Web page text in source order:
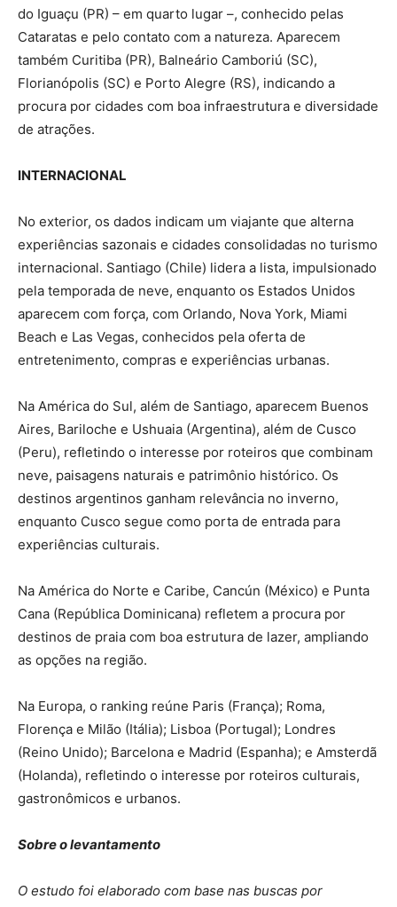
do Iguaçu (PR) – em quarto lugar –, conhecido pelas
Cataratas e pelo contato com a natureza. Aparecem
também Curitiba (PR), Balneário Camboriú (SC),
Florianópolis (SC) e Porto Alegre (RS), indicando a
procura por cidades com boa infraestrutura e diversidade
de atrações.
INTERNACIONAL
No exterior, os dados indicam um viajante que alterna
experiências sazonais e cidades consolidadas no turismo
internacional. Santiago (Chile) lidera a lista, impulsionado
pela temporada de neve, enquanto os Estados Unidos
aparecem com força, com Orlando, Nova York, Miami
Beach e Las Vegas, conhecidos pela oferta de
entretenimento, compras e experiências urbanas.
Na América do Sul, além de Santiago, aparecem Buenos
Aires, Bariloche e Ushuaia (Argentina), além de Cusco
(Peru), refletindo o interesse por roteiros que combinam
neve, paisagens naturais e patrimônio histórico. Os
destinos argentinos ganham relevância no inverno,
enquanto Cusco segue como porta de entrada para
experiências culturais.
Na América do Norte e Caribe, Cancún (México) e Punta
Cana (República Dominicana) refletem a procura por
destinos de praia com boa estrutura de lazer, ampliando
as opções na região.
Na Europa, o ranking reúne Paris (França); Roma,
Florença e Milão (Itália); Lisboa (Portugal); Londres
(Reino Unido); Barcelona e Madrid (Espanha); e Amsterdã
(Holanda), refletindo o interesse por roteiros culturais,
gastronômicos e urbanos.
Sobre o levantamento
O estudo foi elaborado com base nas buscas por